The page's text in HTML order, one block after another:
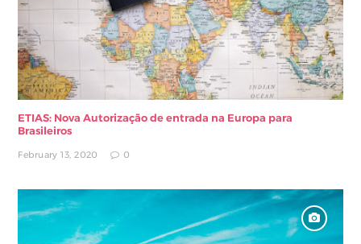
ETIAS: Nova Autorização de entrada na Europa para
Brasileiros
February 13, 2020 0